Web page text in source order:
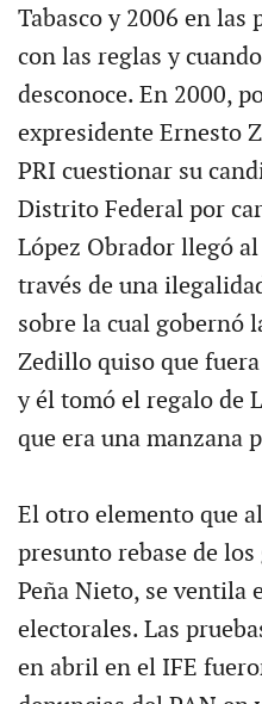
Tabasco y 2006 en las
con las reglas y
desconoce. En 2000,
expresidente Ernesto
PRI cuestionar su
Distrito Federal por
López Obrador llegó
través de una
sobre la cual gobernó
Zedillo quiso que
y él tomó el regalo de
que era una manzana
El otro elemento que
presunto rebase de los
Peña Nieto, se ventila
electorales. Las
en abril en el IFE